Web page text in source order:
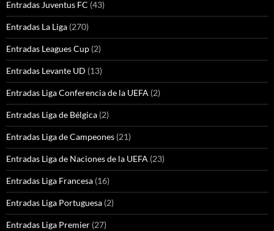
Entradas Juventus FC (43)
Entradas La Liga (270)
Entradas Leagues Cup (2)
Entradas Levante UD (13)
Entradas Liga Conferencia de la UEFA (2)
Entradas Liga de Bélgica (2)
Entradas Liga de Campeones (21)
Entradas Liga de Naciones de la UEFA (23)
Entradas Liga Francesa (16)
Entradas Liga Portuguesa (2)
Entradas Liga Premier (27)